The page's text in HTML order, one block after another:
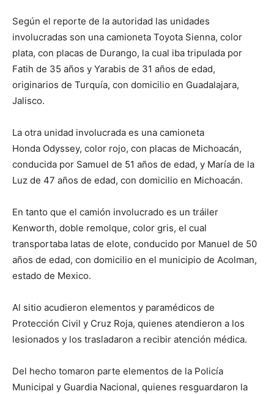
Según el reporte de la autoridad las unidades
involucradas son una camioneta Toyota Sienna, color
plata, con placas de Durango, la cual iba tripulada por
Fatih de 35 años y Yarabis de 31 años de edad,
originarios de Turquía, con domicilio en Guadalajara,
Jalisco.
La otra unidad involucrada es una camioneta
Honda Odyssey, color rojo, con placas de Michoacán,
conducida por Samuel de 51 años de edad, y María de la
Luz de 47 años de edad, con domicilio en Michoacán.
En tanto que el camión involucrado es un tráiler
Kenworth, doble remolque, color gris, el cual
transportaba latas de elote, conducido por Manuel de 50
años de edad, con domicilio en el municipio de Acolman,
estado de Mexico.
Al sitio acudieron elementos y paramédicos de
Protección Civil y Cruz Roja, quienes atendieron a los
lesionados y los trasladaron a recibir atención médica.
Del hecho tomaron parte elementos de la Policía
Municipal y Guardia Nacional, quienes resguardaron la